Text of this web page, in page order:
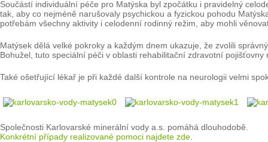
Součástí individuální péče pro Matýska byl zpočátku i pravidelný
tak, aby co nejméně narušovaly psychickou a fyzickou pohodu
potřebám všechny aktivity i celodenní rodinný režim, aby mohli
Matýsek dělá velké pokroky a každým dnem ukazuje, že zvolili
Bohužel, tuto speciální péči v oblasti rehabilitační zdravotní
Také ošetřující lékař je při každé další kontrole na neurologii velmi
Společnosti Karlovarské minerální vody a.s. pomáhá dlouhodobě.
Konkrétní případy realizované pomoci najdete zde